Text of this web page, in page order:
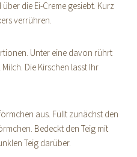
die Ei-Creme gesiebt. Kurz
verrühren.
Unter eine davon rührt
Die Kirschen lasst Ihr
aus. Füllt zunächst den
Bedeckt den Teig mit
Teig darüber.